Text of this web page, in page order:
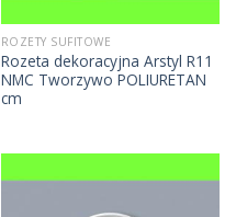
ROZETY SUFITOWE
Rozeta dekoracyjna Arstyl R11
NMC Tworzywo POLIURETAN
cm